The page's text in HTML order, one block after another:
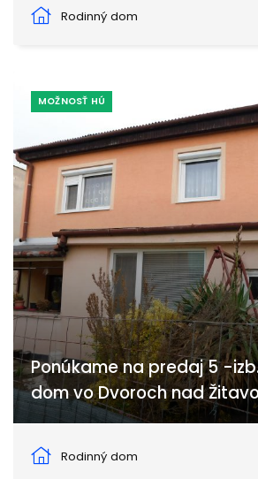
Rodinný dom
MOŽNOSŤ HÚ
Ponúkame na predaj 5 -
dom vo Dvoroch nad
Rodinný dom